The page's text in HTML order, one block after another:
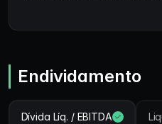
Endividamento
Dívida Líq. / EBITDA